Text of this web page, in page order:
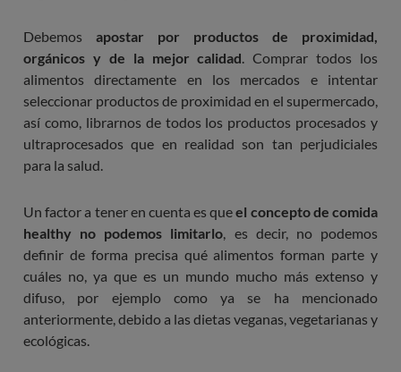
Debemos apostar por productos de proximidad,
orgánicos y de la mejor calidad. Comprar todos los
alimentos directamente en los mercados e intentar
seleccionar productos de proximidad en el supermercado,
así como, librarnos de todos los productos procesados y
ultraprocesados que en realidad son tan perjudiciales
para la salud.
Un factor a tener en cuenta es queel concepto de comida
healthy no podemos limitarlo, es decir, no podemos
definir de forma precisa qué alimentos forman parte y
cuáles no, ya que es un mundo mucho más extenso y
difuso, por ejemplo como ya se ha mencionado
anteriormente, debido a las dietas veganas, vegetarianas y
ecológicas.